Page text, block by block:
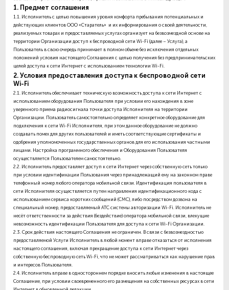
1. Предмет соглашения
1.1.Исполнитель с целью повышения уровня комфорта пребывания потенциальных и
действующих клиентов ООО «Старатель» и их информирования о своей деятельности,
реализуемых товарах и предоставляемых услугах организует на безвозмездной основе на
территории Организации доступ к беспроводной сети Wi-Fi (далее – Услуга), а
Пользователь в свою очередь принимает в полном объеме без исключения отдельных
положений условия настоящего Соглашения с целью получения без предпринимательских
целей доступа к сети Интернет с использованием технологии Wi-Fi.
2. Условия предоставления доступа к беспроводной сети
Wi-Fi
2.1.
Исполнитель обеспечивает техническую возможность доступа к сети Интернет с
использованием оборудования Пользователя при условии его нахождения в зоне
уверенного приема радиосигнала точки доступа Исполнителя на территории
Организации. Пользователь самостоятельно определяет конкретное оборудование для
подключения к сети Wi-Fi Исполнителя, при этом данное оборудование не должно
создавать помех для других пользователей и иметь соответствующие сертификаты и
одобрения уполномоченных государственных органов для его использования частными
лицами. Настройка программного обеспечения и Оборудования Пользователя
осуществляется Пользователем самостоятельно.
2.2.
Исполнитель предоставляет доступ к сети Интернет через собственную сеть только
при условии идентификации Пользования через принадлежащий ему на законном праве
телефонный номер любого оператора мобильной связи. Идентификация пользователя в
сети Исполнителя осуществляется путем направления идентификационного кода с
использованием сервиса коротких сообщений (СМС), либо посредством дозвона на
специальный номер, предоставляемый АТС системы авторизации Wi-Fi. Исполнитель не
несёт ответственности за действия (бездействие) оператора мобильной связи, влекущие
невозможность идентификации Пользователя для доступа к сети Wi-Fi Организации.
2.3. Срок действия настоящего Соглашения не ограничен. В связи с безвозмездностью
предоставляемой Услуги Исполнитель в любой момент вправе отказаться от исполнения
настоящего соглашения, включая прекращение доступа к сети Интернет через
собственную беспроводную сеть Wi-Fi, что не может рассматриваться как нарушение прав
и интересов Пользователя.
2.4. Исполнитель вправе в одностороннем порядке вносить любые изменения в настоящее
Соглашение, при условии своевременного его размещения на собственных ресурсах в сети